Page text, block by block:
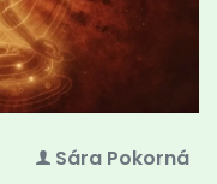
Sára Pokorná